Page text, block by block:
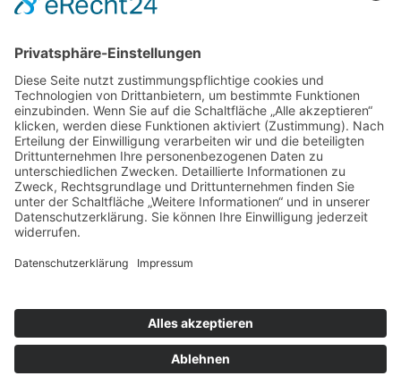
Weitere Informationen
Kontakt
Newsletter
FAQ
Schlagworte
Datenschutz
Impressum
Copyright © 2022–2026 Paddeln macht